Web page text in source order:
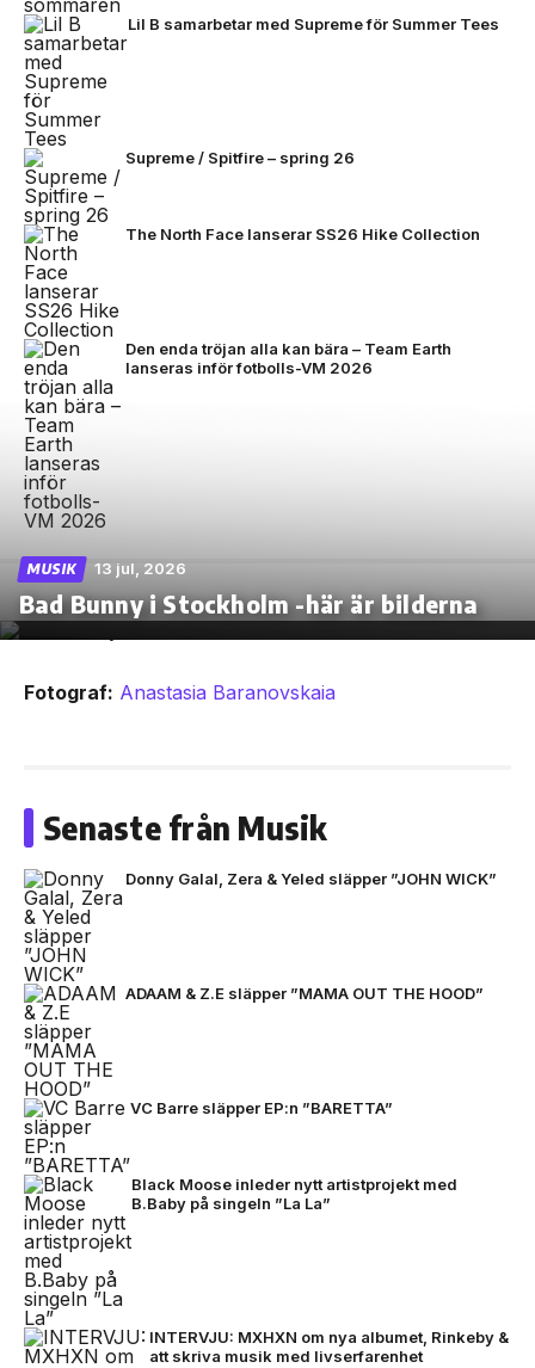
Lil B samarbetar med Supreme för Summer Tees
Supreme / Spitfire – spring 26
The North Face lanserar SS26 Hike Collection
Den enda tröjan alla kan bära – Team Earth
lanseras inför fotbolls-VM 2026
MUSIK 13 jul, 2026
Bad Bunny i Stockholm -här är bilderna
Fotograf: Anastasia Baranovskaia
Senaste från Musik
Donny Galal, Zera & Yeled släpper ”JOHN WICK”
ADAAM & Z.E släpper ”MAMA OUT THE HOOD”
VC Barre släpper EP:n ”BARETTA”
Black Moose inleder nytt artistprojekt med
B.Baby på singeln ”La La”
INTERVJU: MXHXN om nya albumet, Rinkeby &
att skriva musik med livserfarenhet